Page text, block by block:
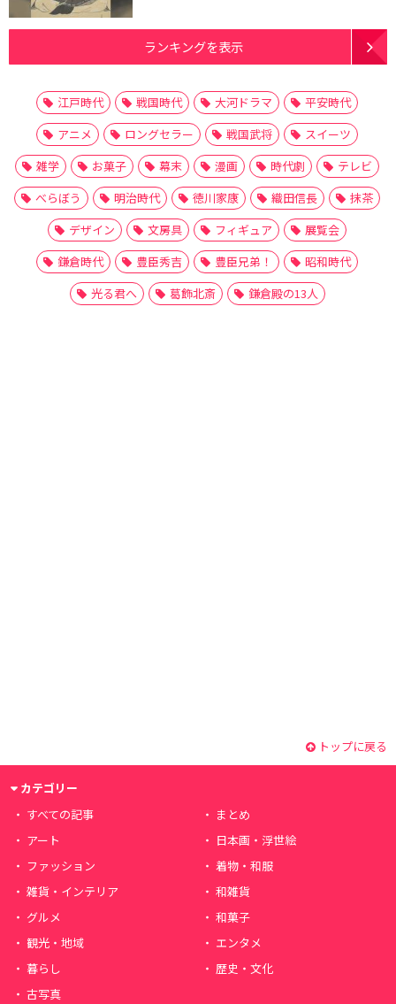
ランキングを表示
江戸時代 戦国時代 大河ドラマ
平安時代
アニメ
ロングセラー 戦国武将
スイーツ
雑学
お菓子 幕末 漫画 時代劇
テレビ
べらぼう
明治時代 徳川家康 織田信長
抹茶
デザイン
文房具 フィギュア
展覧会
鎌倉時代
豊臣秀吉 豊臣兄弟！
昭和時代
光る君へ
葛飾北斎 鎌倉殿の13人
トップに戻る
カテゴリー
すべての記事
まとめ
アート
日本画・浮世絵
ファッション
着物・和服
雑貨・インテリア
和雑貨
グルメ
和菓子
観光・地域
エンタメ
暮らし
歴史・文化
古写真